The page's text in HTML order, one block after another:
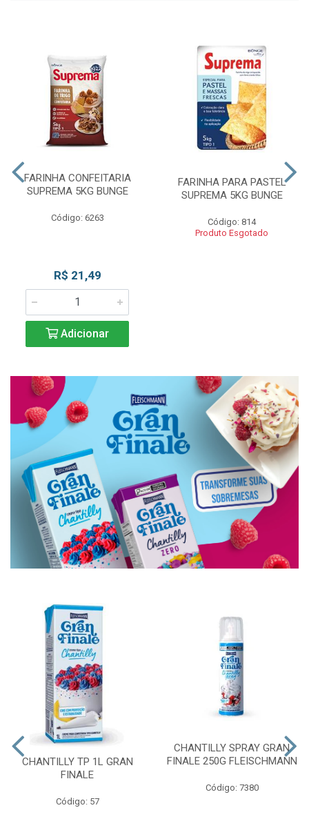
FARINHA CONFEITARIA
SUPREMA 5KG BUNGE
Código: 6263
R$ 21,49
Adicionar
FARINHA PARA PASTEL
SUPREMA 5KG BUNGE
Código: 814
Produto Esgotado
CHANTILLY TP 1L GRAN
FINALE
Código: 57
CHANTILLY SPRAY GRAN
FINALE 250G FLEISCHMANN
Código: 7380